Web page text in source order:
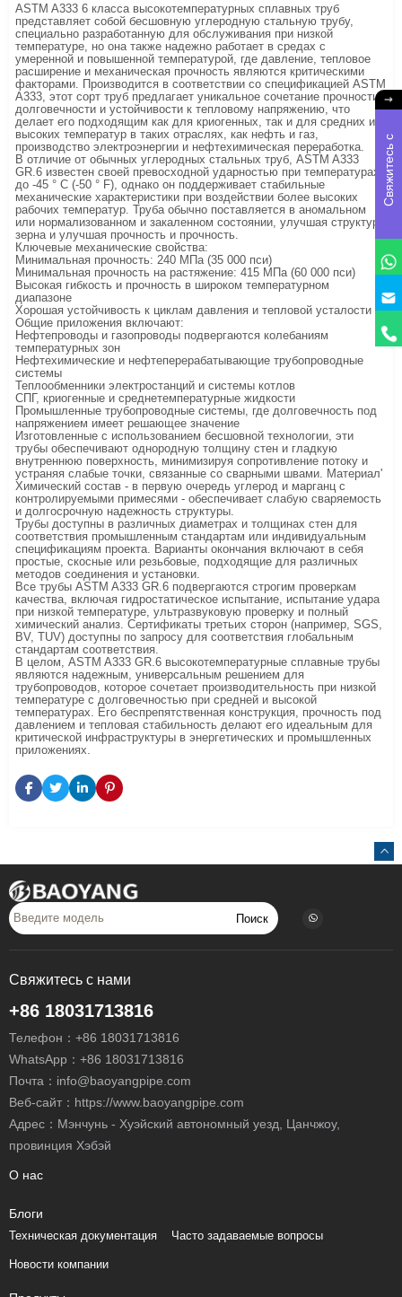
ASTM A333 6 класса высокотемпературных сплавных труб
представляет собой бесшовную углеродную стальную трубу,
специально разработанную для обслуживания при низкой
температуре, но она также надежно работает в средах с
умеренной и повышенной температурой, где давление, тепловое
расширение и механическая прочность являются критическими
факторами. Производится в соответствии со спецификацией ASTM
A333, этот сорт труб предлагает уникальное сочетание прочности,
долговечности и устойчивости к тепловому напряжению, что
делает его подходящим как для криогенных, так и для средних и
высоких температур в таких отраслях, как нефть и газ,
производство электроэнергии и нефтехимическая переработка.
В отличие от обычных углеродных стальных труб, ASTM A333
GR.6 известен своей превосходной ударностью при температурах
до -45 ° C (-50 ° F), однако он поддерживает стабильные
механические характеристики при воздействии более высоких
рабочих температур. Труба обычно поставляется в аномальном
или нормализованном и закаленном состоянии, улучшая структуру
зерна и улучшая прочность и прочность.
Ключевые механические свойства:
Минимальная прочность: 240 МПа (35 000 пси)
Минимальная прочность на растяжение: 415 МПа (60 000 пси)
Высокая гибкость и прочность в широком температурном
диапазоне
Хорошая устойчивость к циклам давления и тепловой усталости
Общие приложения включают:
Нефтепроводы и газопроводы подвергаются колебаниям
температурных зон
Нефтехимические и нефтеперерабатывающие трубопроводные
системы
Теплообменники электростанций и системы котлов
СПГ, криогенные и среднетемпературные жидкости
Промышленные трубопроводные системы, где долговечность под
напряжением имеет решающее значение
Изготовленные с использованием бесшовной технологии, эти
трубы обеспечивают однородную толщину стен и гладкую
внутреннюю поверхность, минимизируя сопротивление потоку и
устраняя слабые точки, связанные со сварными швами. Материал'
Химический состав - в первую очередь углерод и марганц с
контролируемыми примесями - обеспечивает слабую сваряемость
и долгосрочную надежность структуры.
Трубы доступны в различных диаметрах и толщинах стен для
соответствия промышленным стандартам или индивидуальным
спецификациям проекта. Варианты окончания включают в себя
простые, скосные или резьбовые, подходящие для различных
методов соединения и установки.
Все трубы ASTM A333 GR.6 подвергаются строгим проверкам
качества, включая гидростатическое испытание, испытание удара
при низкой температуре, ультразвуковую проверку и полный
химический анализ. Сертификаты третьих сторон (например, SGS,
BV, TUV) доступны по запросу для соответствия глобальным
стандартам соответствия.
В целом, ASTM A333 GR.6 высокотемпературные сплавные трубы
являются надежным, универсальным решением для
трубопроводов, которое сочетает производительность при низкой
температуре с долговечностью при средней и высокой
температурах. Его беспрепятственная конструкция, прочность под
давлением и тепловая стабильность делают его идеальным для
критической инфраструктуры в энергетических и промышленных
приложениях.
Поиск
Свяжитесь с нами
+86 18031713816
Телефон： +86 18031713816
WhatsApp： +86 18031713816
Почта： info@baoyangpipe.com
Веб-сайт：https://www.baoyangpipe.com
Адрес：Мэнчунь - Хуэйский автономный уезд, Цанчжоу,
провинция Хэбэй
О нас
Блоги
Техническая документация Часто задаваемые вопросы
Новости компании
С
в
я
ж
и
е
с
ь
с
н
а
м